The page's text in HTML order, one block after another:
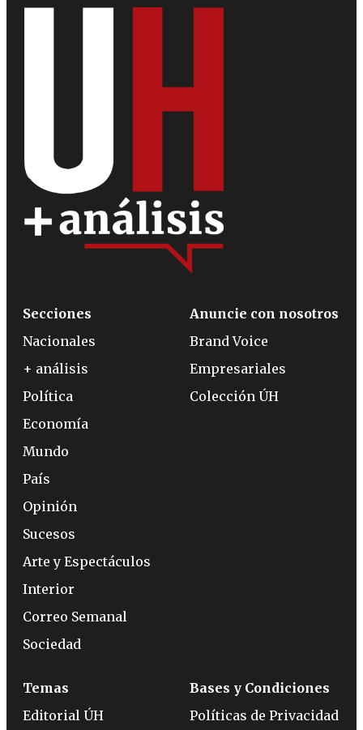
Secciones
Nacionales
+ análisis
Política
Economía
Mundo
País
Opinión
Sucesos
Arte y Espectáculos
Interior
Correo Semanal
Sociedad
Anuncie con nosotros
Brand Voice
Empresariales
Colección ÚH
Temas
Editorial ÚH
Bases y Condiciones
Políticas de Privacidad